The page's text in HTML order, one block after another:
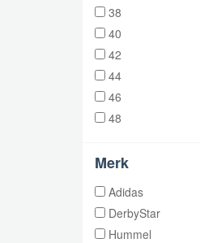
38
40
42
44
46
48
Merk
Adidas
DerbyStar
Hummel